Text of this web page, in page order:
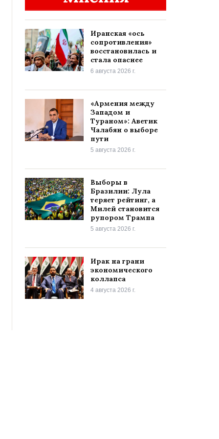
Иранская «ось
сопротивления»
восстановилась и
стала опаснее
6 августа 2026 г.
«Армения между
Западом и
Тураном»: Аветик
Чалабян о выборе
пути
5 августа 2026 г.
Выборы в
Бразилии: Лула
теряет рейтинг, а
Милей становится
рупором Трампа
5 августа 2026 г.
Ирак на грани
экономического
коллапса
4 августа 2026 г.